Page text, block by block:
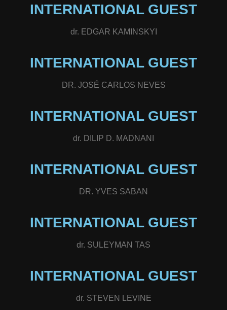
INTERNATIONAL GUEST
dr. EDGAR KAMINSKYI
INTERNATIONAL GUEST
DR. JOSÉ CARLOS NEVES
INTERNATIONAL GUEST
dr. DILIP D. MADNANI
INTERNATIONAL GUEST
DR. YVES SABAN
INTERNATIONAL GUEST
dr. SULEYMAN TAS
INTERNATIONAL GUEST
dr. STEVEN LEVINE